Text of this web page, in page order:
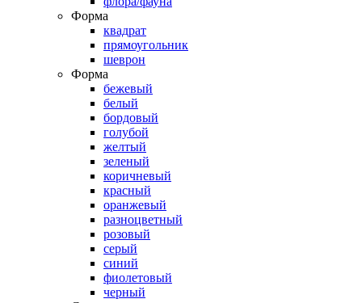
Форма
квадрат
прямоугольник
шеврон
Форма
бежевый
белый
бордовый
голубой
желтый
зеленый
коричневый
красный
оранжевый
разноцветный
розовый
серый
синий
фиолетовый
черный